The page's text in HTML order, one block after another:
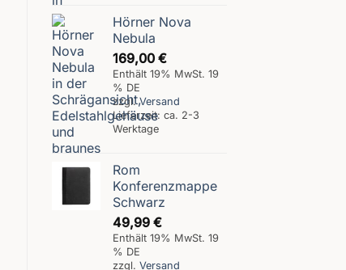
Hörner Nova
Nebula
169,00 €
Enthält 19% MwSt. 19
% DE
zzgl.Versand
Lieferzeit: ca. 2-3
Werktage
Rom
Konferenzmappe
Schwarz
49,99 €
Enthält 19% MwSt. 19
% DE
zzgl. Versand